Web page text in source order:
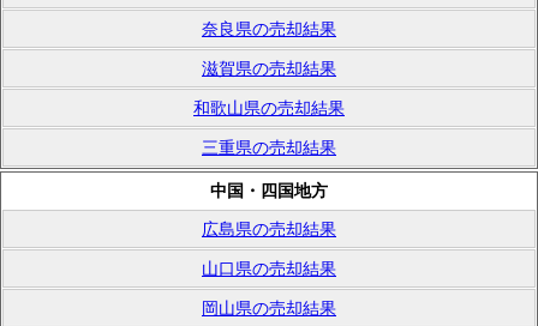
奈良県の売却結果
滋賀県の売却結果
和歌山県の売却結果
三重県の売却結果
中国・四国地方
広島県の売却結果
山口県の売却結果
岡山県の売却結果